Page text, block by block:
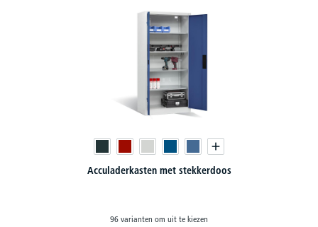
Acculaderkasten met stekkerdoos
96 varianten om uit te kiezen